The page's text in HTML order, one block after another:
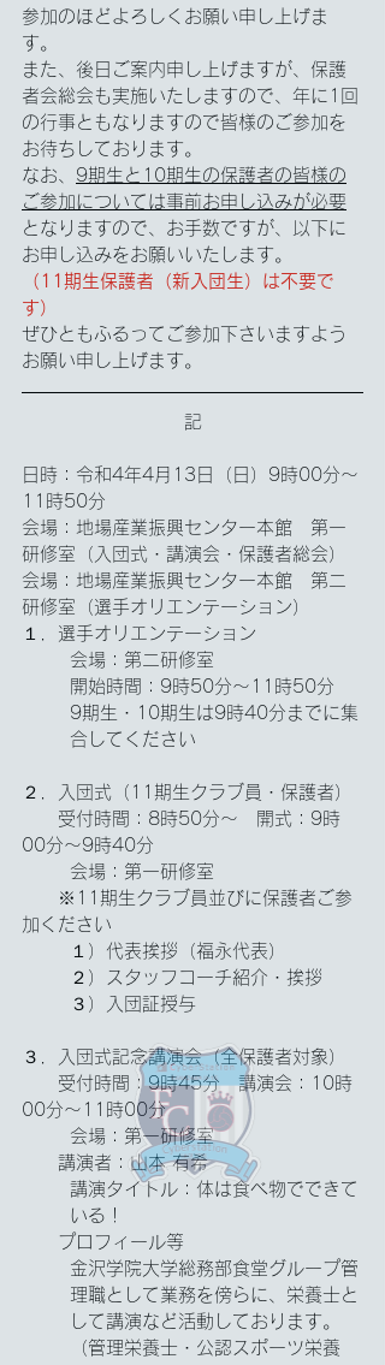
参加のほどよろしくお願い申し上げま
す。
また、後日ご案内申し上げますが、保護
者会総会も実施いたしますので、年に1回
の行事ともなりますので皆様のご参加を
お待ちしております。
なお、 9期生と10期生の保護者の皆様の
ご参加については事前お申し込みが必要
となりますので、お手数ですが、以下に
お申し込みをお願いいたします。
（11期生保護者（新入団生）は不要で
す）
ぜひともふるってご参加下さいますよう
お願い申し上げます。
記
日時：令和4年4月13日（日）9時00分～
11時50分
会場：地場産業振興センター本館　第一
研修室（入団式・講演会・保護者総会）
会場：地場産業振興センター本館　第二
研修室（選手オリエンテーション）
１．選手オリエンテーション
会場：第二研修室
開始時間：9時50分～11時50分
9期生・10期生は9時40分までに集
合してください
２．入団式（11期生クラブ員・保護者）
受付時間：8時50分～　開式：9時
00分～9時40分
会場：第一研修室
※11期生クラブ員並びに保護者ご参
加ください
１）代表挨拶（福永代表）
２）スタッフコーチ紹介・挨拶
３）入団証授与
３．入団式記念講演会（全保護者対象）
受付時間：9時45分　講演会：10時
00分～11時00分
会場：第一研修室
講演者：山本 有希
講演タイトル：体は食べ物でできて
いる！
プロフィール等
金沢学院大学総務部食堂グループ管
理職として業務を傍らに、栄養士と
して講演など活動しております。
（管理栄養士・公認スポーツ栄養